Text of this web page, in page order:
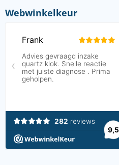
Webwinkelkeur